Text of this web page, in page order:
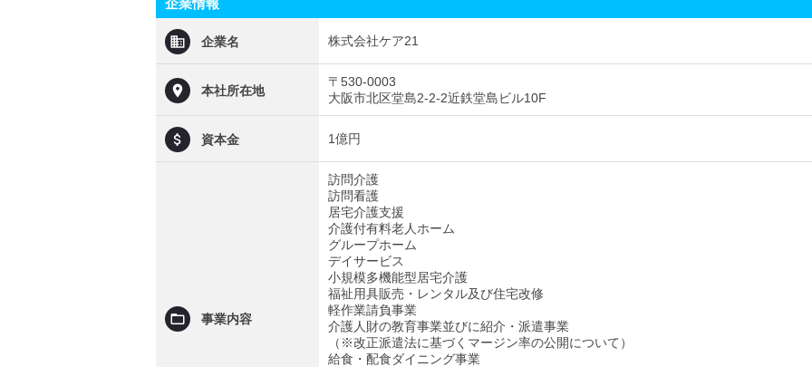
企業情報
企業名 株式会社ケア21
本社所在地
〒530-0003
大阪市北区堂島2-2-2近鉄堂島ビル10F
資本金 1億円
事業内容
訪問介護
訪問看護
居宅介護支援
介護付有料老人ホーム
グループホーム
デイサービス
小規模多機能型居宅介護
福祉用具販売・レンタル及び住宅改修
軽作業請負事業
介護人財の教育事業並びに紹介・派遣事業
（※改正派遣法に基づくマージン率の公開について）
給食・配食ダイニング事業